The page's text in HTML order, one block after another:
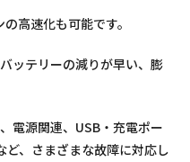
高速化も可能です。
ッテリーの減りが早い、膨
電源関連、USB・充電ポー
ど、さまざまな故障に対応し